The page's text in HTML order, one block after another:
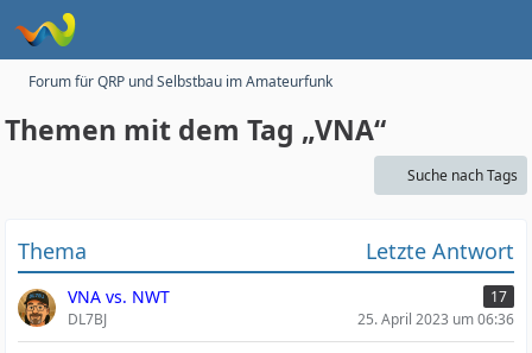
Forum für QRP und Selbstbau im Amateurfunk
Themen mit dem Tag „VNA“
Suche nach Tags
Thema Letzte Antwort
VNA vs. NWT
17
DL7BJ
25. April 2023 um 06:36